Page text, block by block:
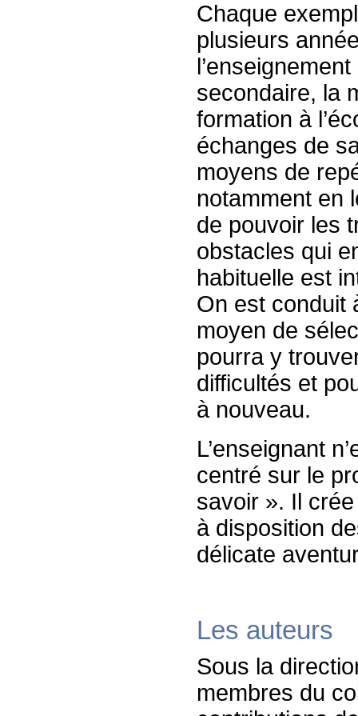
Chaque
plusieurs
secondaire, la
formation à
échanges de
moyens de
notamment en
de pouvoir les
obstacles qui
habituelle est
On est conduit
moyen de
pourra y
difficultés et
à nouveau.
L’enseignant
centré sur le
savoir ». Il
à disposition
délicate
Les auteurs
Sous la
membres du